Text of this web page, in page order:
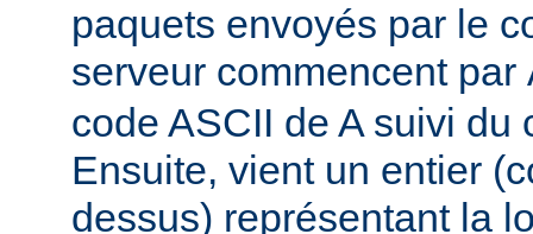
paquets envoyés par le
serveur commencent par
code ASCII de A suivi du
Ensuite, vient un entier
dessus) représentant la